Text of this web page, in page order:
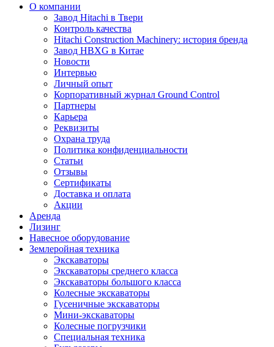
О компании
Завод Hitachi в Твери
Контроль качества
Hitachi Construction Machinery: история бренда
Завод HBXG в Китае
Новости
Интервью
Личный опыт
Корпоративный журнал Ground Control
Партнеры
Карьера
Реквизиты
Охрана труда
Политика конфиденциальности
Статьи
Отзывы
Сертификаты
Доставка и оплата
Акции
Аренда
Лизинг
Навесное оборудование
Землеройная техника
Экскаваторы
Экскаваторы среднего класса
Экскаваторы большого класса
Колесные экскаваторы
Гусеничные экскаваторы
Мини-экскаваторы
Колесные погрузчики
Специальная техника